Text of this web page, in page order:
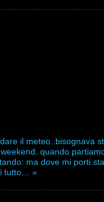
il meteo..bisognava
quando
ma dove mi porti
tutto… »